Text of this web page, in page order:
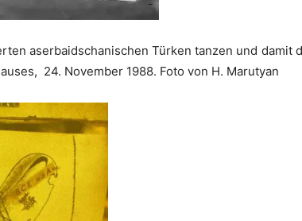
aserbaidschanischen Türken tanzen und damit
24. November 1988. Foto von H. Marutyan